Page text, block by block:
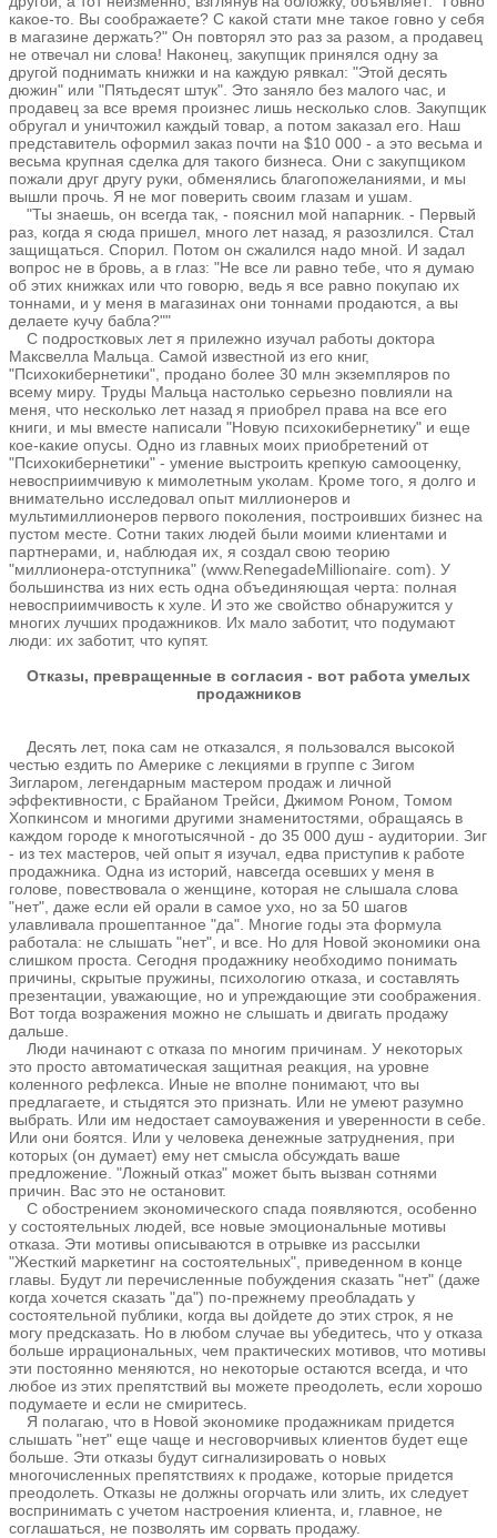
какое-то. Вы соображаете? С какой стати мне такое говно у себя
в магазине держать?" Он повторял это раз за разом, а продавец
не отвечал ни слова! Наконец, закупщик принялся одну за
другой поднимать книжки и на каждую рявкал: "Этой десять
дюжин" или "Пятьдесят штук". Это заняло без малого час, и
продавец за все время произнес лишь несколько слов. Закупщик
обругал и уничтожил каждый товар, а потом заказал его. Наш
представитель оформил заказ почти на $10 000 - а это весьма и
весьма крупная сделка для такого бизнеса. Они с закупщиком
пожали друг другу руки, обменялись благопожеланиями, и мы
вышли прочь. Я не мог поверить своим глазам и ушам.
"Ты знаешь, он всегда так, - пояснил мой напарник. - Первый
раз, когда я сюда пришел, много лет назад, я разозлился. Стал
защищаться. Спорил. Потом он сжалился надо мной. И задал
вопрос не в бровь, а в глаз: "Не все ли равно тебе, что я думаю
об этих книжках или что говорю, ведь я все равно покупаю их
тоннами, и у меня в магазинах они тоннами продаются, а вы
делаете кучу бабла?""
С подростковых лет я прилежно изучал работы доктора
Максвелла Мальца. Самой известной из его книг,
"Психокибернетики", продано более 30 млн экземпляров по
всему миру. Труды Мальца настолько серьезно повлияли на
меня, что несколько лет назад я приобрел права на все его
книги, и мы вместе написали "Новую психокибернетику" и еще
кое-какие опусы. Одно из главных моих приобретений от
"Психокибернетики" - умение выстроить крепкую самооценку,
невосприимчивую к мимолетным уколам. Кроме того, я долго и
внимательно исследовал опыт миллионеров и
мультимиллионеров первого поколения, построивших бизнес на
пустом месте. Сотни таких людей были моими клиентами и
партнерами, и, наблюдая их, я создал свою теорию
"миллионера-отступника" (www.RenegadeMillionaire. com). У
большинства из них есть одна объединяющая черта: полная
невосприимчивость к хуле. И это же свойство обнаружится у
многих лучших продажников. Их мало заботит, что подумают
люди: их заботит, чтo купят.
Отказы, превращенные в согласия - вот работа умелых
продажников
Десять лет, пока сам не отказался, я пользовался высокой
честью ездить по Америке с лекциями в группе с Зигом
Зигларом, легендарным мастером продаж и личной
эффективности, с Брайаном Трейси, Джимом Роном, Томом
Хопкинсом и многими другими знаменитостями, обращаясь в
каждом городе к многотысячной - до 35 000 душ - аудитории. Зиг
- из тех мастеров, чей опыт я изучал, едва приступив к работе
продажника. Одна из историй, навсегда осевших у меня в
голове, повествовала о женщине, которая не слышала слова
"нет", даже если ей орали в самое ухо, но за 50 шагов
улавливала прошептанное "да". Многие годы эта формула
работала: не слышать "нет", и все. Но для Новой экономики она
слишком проста. Сегодня продажнику необходимо понимать
причины, скрытые пружины, психологию отказа, и составлять
презентации, уважающие, но и упреждающие эти соображения.
Вот тогда возражения можно не слышать и двигать продажу
дальше.
Люди начинают с отказа по многим причинам. У некоторых
это просто автоматическая защитная реакция, на уровне
коленного рефлекса. Иные не вполне понимают, что вы
предлагаете, и стыдятся это признать. Или не умеют разумно
выбрать. Или им недостает самоуважения и уверенности в себе.
Или они боятся. Или у человека денежные затруднения, при
которых (он думает) ему нет смысла обсуждать ваше
предложение. "Ложный отказ" может быть вызван сотнями
причин. Вас это не остановит.
С обострением экономического спада появляются, особенно
у состоятельных людей, все новые эмоциональные мотивы
отказа. Эти мотивы описываются в отрывке из рассылки
"Жесткий маркетинг на состоятельных", приведенном в конце
главы. Будут ли перечисленные побуждения сказать "нет" (даже
когда хочется сказать "да") по-прежнему преобладать у
состоятельной публики, когда вы дойдете до этих строк, я не
могу предсказать. Но в любом случае вы убедитесь, что у отказа
больше иррациональных, чем практических мотивов, что мотивы
эти постоянно меняются, но некоторые остаются всегда, и что
любое из этих препятствий вы можете преодолеть, если хорошо
подумаете и если не смиритесь.
Я полагаю, что в Новой экономике продажникам придется
слышать "нет" еще чаще и несговорчивых клиентов будет еще
больше. Эти отказы будут сигнализировать о новых
многочисленных препятствиях к продаже, которые придется
преодолеть. Отказы не должны огорчать или злить, их следует
воспринимать с учетом настроения клиента, и, главное, не
соглашаться, не позволять им сорвать продажу.